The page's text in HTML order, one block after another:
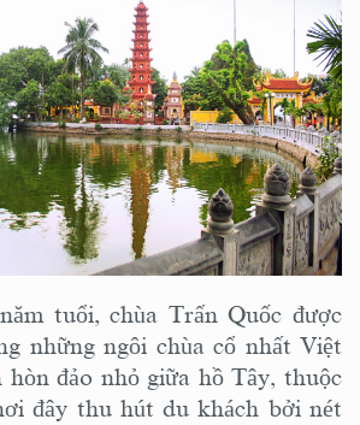
tuổi, chùa Trấn Quốc được
những ngôi chùa cổ nhất Việt
đảo nhỏ giữa hồ Tây, thuộc
đây thu hút du khách bởi nét